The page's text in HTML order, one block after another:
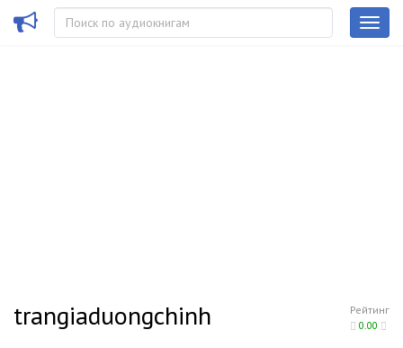
Рейтинг
0.00
trangiaduongchinh